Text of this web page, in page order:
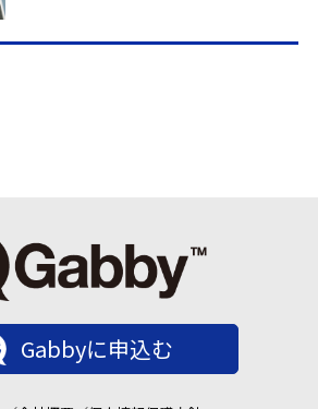
Gabbyに申込む